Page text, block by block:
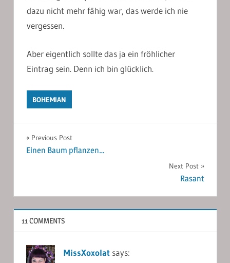
dazu nicht mehr fähig war, das werde ich nie
vergessen.
Aber eigentlich sollte das ja ein fröhlicher
Eintrag sein. Denn ich bin glücklich.
BOHEMIAN
Post
navigation
Previous Post
Einen Baum pflanzen…
Next Post
Rasant
11 COMMENTS
MissXoxolat says: